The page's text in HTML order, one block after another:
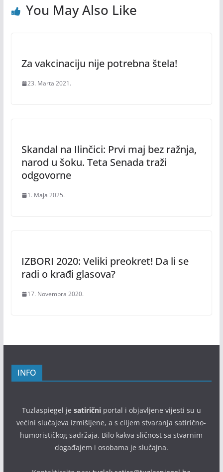
You May Also Like
Za vakcinaciju nije potrebna štela!
23. Marta 2021.
Skandal na Ilinčici: Prvi maj bez ražnja,
narod u šoku. Teta Senada traži
odgovorne
1. Maja 2025.
IZBORI 2020: Veliki preokret! Da li se
radi o krađi glasova?
17. Novembra 2020.
INFO
Tuzlaspiegel je satiričniportal i objavljene vijesti su u
većini slučajeva izmišljene, a s ciljem stvaranja satirično-
humorističkog sadržaja. Bilo kakva sličnost sa stvarnim
događajem i osobama je slučajna.